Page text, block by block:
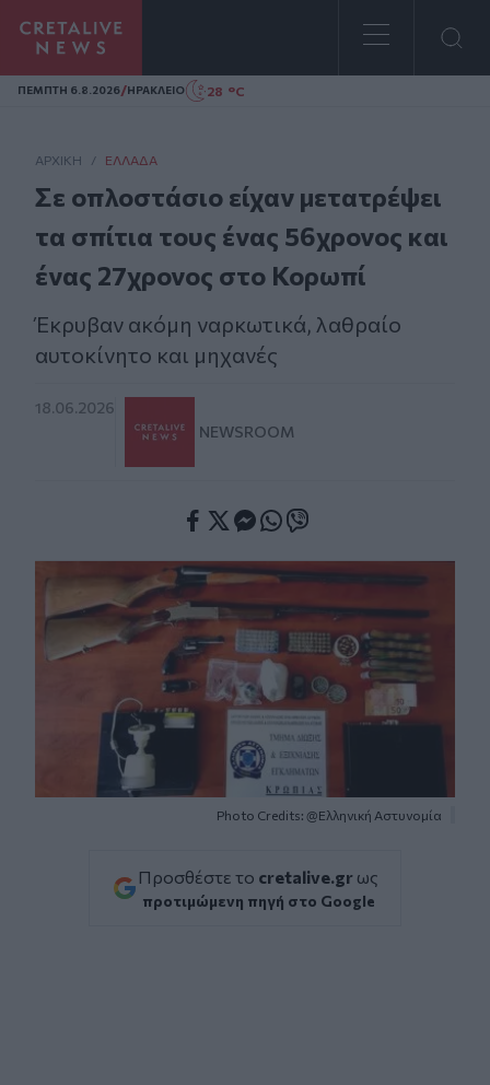
Homepage
ΠΕΜΠΤΗ 6.8.2026/ΗΡΑΚΛΕΙΟ 28 °C
ΑΡΧΙΚΗ / ΕΛΛΆΔΑ
Σε οπλοστάσιο είχαν μετατρέψει
τα σπίτια τους ένας 56χρονος και
ένας 27χρονος στο Κορωπί
Έκρυβαν ακόμη ναρκωτικά, λαθραίο
αυτοκίνητο και μηχανές
18.06.2026
NEWSROOM
Photo Credits: @Ελληνική Αστυνομία
Προσθέστε το cretalive.gr ως
προτιμώμενη πηγή στο Google